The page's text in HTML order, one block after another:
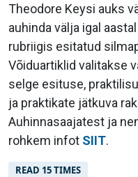
Theodore Keysi auks
auhinda välja igal
rubriigis esitatud
Võiduartiklid valitakse
selge esituse,
ja praktikate jätkuva
Auhinnasaajatest ja
rohkem infot SIIT.
READ 15 TIMES